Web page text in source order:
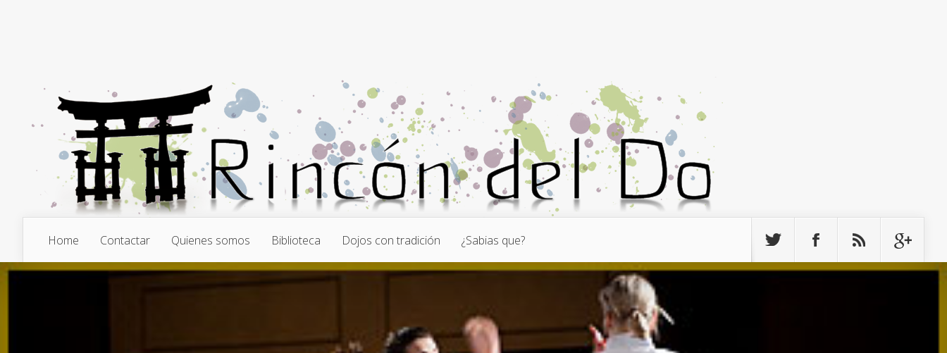
Home Contactar Quienes somos Biblioteca Dojos con tradición ¿Sabias que?